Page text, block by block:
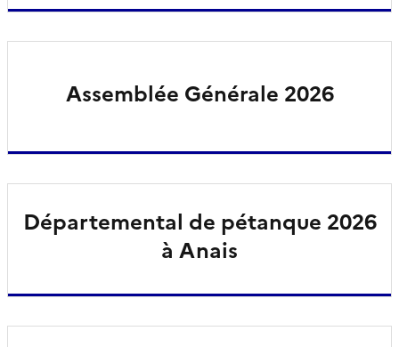
Assemblée Générale 2026
Départemental de pétanque 2026
à Anais